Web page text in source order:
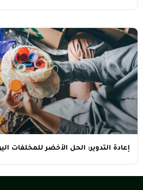
التدوير: الحل الأخضر للمخلفات اليومية